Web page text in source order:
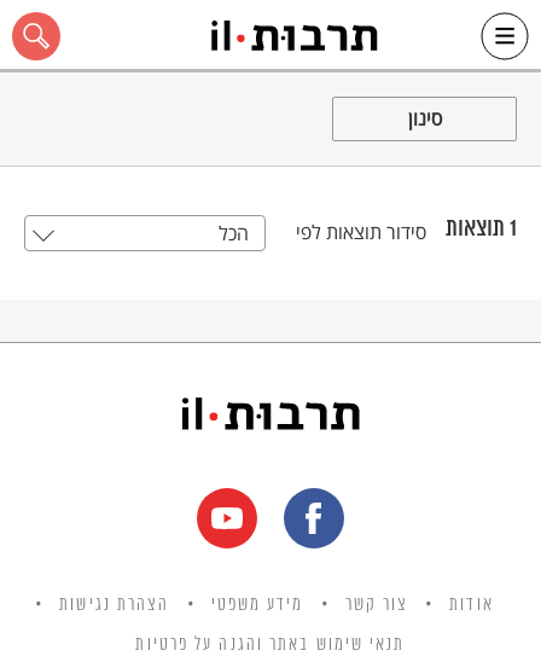
כל האתר
סינון
1 תוצאות סידור תוצאות לפי הכל
אודות צור קשר מידע משפטי הצהרת נגישות
תנאי שימוש באתר והגנה על פרטיות